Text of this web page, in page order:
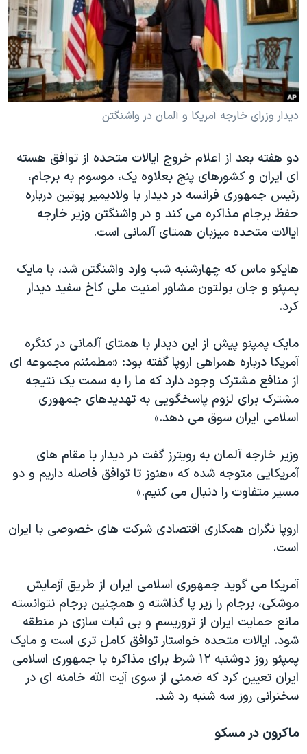
فرهنگ و زندگی
حقوق شهروندی
اقتصادی
علم و فناوری
اسرائیل در جنگ
آرشیو پخش زنده
مستندها
انتخابات ریاست جمهوری آمریکا ۲۰۲۴
حمله جمهوری اسلامی به اسرائیل
رمز مهسا
ورزش زنان در ایران
مجموعه مستندهای دادخواهی
تریبونال مردمی آبان ۹۸
دادگاه حمید نوری
چهل سال گروگان‌گیری
اعتراضات مردمی آبان ۹۸
اسرائیل در جنگ
همایش محافظه‌کاران آمریکا «سی‌پک»
صفحه‌های ویژه
سفر پرزیدنت ترامپ به چین
دنبال کنید
زبانهای مختلف
دیدار وزرای خارجه آمریکا و آلمان در واشنگتن
دو هفته بعد از اعلام خروج ایالات متحده از توافق هسته
ای ایران و کشورهای پنج بعلاوه یک، موسوم به برجام،
رئیس جمهوری فرانسه در دیدار با ولادیمیر پوتین درباره
حفظ برجام مذاکره می کند و در واشنگتن وزیر خارجه
ایالات متحده میزبان همتای آلمانی است.
هایکو ماس که چهارشنبه شب وارد واشنگتن شد، با مایک
پمپئو و جان بولتون مشاور امنیت ملی کاخ سفید دیدار
کرد.
مایک پمپئو پیش از این دیدار با همتای آلمانی در کنگره
آمریکا درباره همراهی اروپا گفته بود: «مطمئنم مجموعه ای
از منافع مشترک وجود دارد که ما را به سمت یک نتیجه
مشترک برای لزوم پاسخگویی به تهدیدهای جمهوری
اسلامی ایران سوق می دهد.»
وزیر خارجه آلمان به رویترز گفت در دیدار با مقام های
آمریکایی متوجه شده که «هنوز تا توافق فاصله داریم و دو
مسیر متفاوت را دنبال می کنیم.»
اروپا نگران همکاری اقتصادی شرکت های خصوصی با ایران
است.
آمریکا می گوید جمهوری اسلامی ایران از طریق آزمایش
موشکی، برجام را زیر پا گذاشته و همچنین برجام نتوانسته
مانع حمایت ایران از تروریسم و بی ثبات سازی در منطقه
شود. ایالات متحده خواستار توافق کامل تری است و مایک
پمپئو روز دوشنبه ۱۲ شرط برای مذاکره با جمهوری اسلامی
ایران تعیین کرد که ضمنی از سوی آیت الله خامنه ای در
سخنرانی روز سه شنبه رد شد.
ماکرون در مسکو